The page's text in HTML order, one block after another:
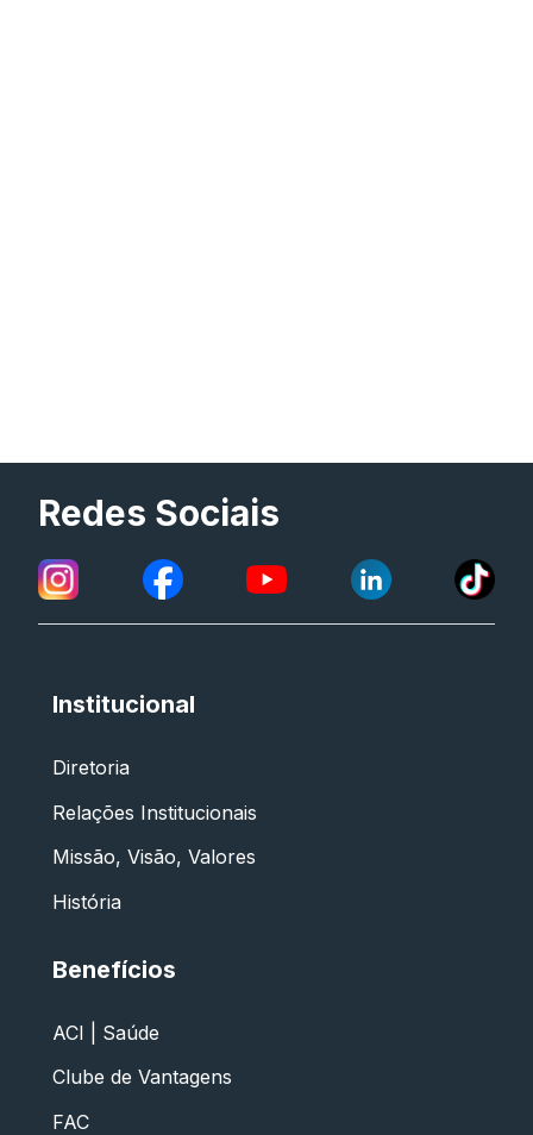
Redes Sociais
Institucional
Diretoria
Relações Institucionais
Missão, Visão, Valores
História
Benefícios
ACI | Saúde
Clube de Vantagens
FAC